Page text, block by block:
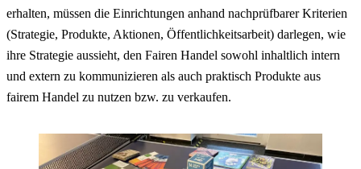
erhalten, müssen die Einrichtungen anhand nachprüfbarer Kriterien
(Strategie, Produkte, Aktionen, Öffentlichkeitsarbeit) darlegen, wie
ihre Strategie aussieht, den Fairen Handel sowohl inhaltlich intern
und extern zu kommunizieren als auch praktisch Produkte aus
fairem Handel zu nutzen bzw. zu verkaufen.